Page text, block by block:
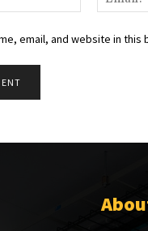
email, and website in